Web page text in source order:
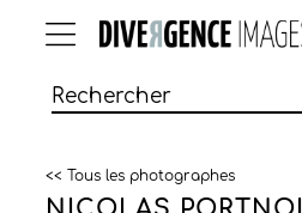
<< Tous les photographes